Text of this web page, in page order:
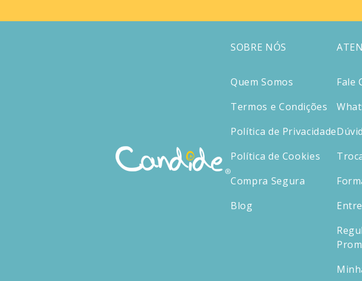
SOBRE NÓS
Quem Somos
Termos e Condições
Política de Privacidade
Política de Cookies
Compra Segura
Blog
Fale